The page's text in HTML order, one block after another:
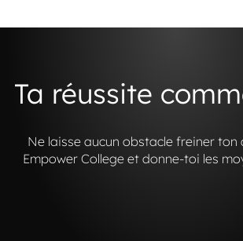
Ta réussite
Ne laisse aucun obstacle freiner ton
Empower College et donne-toi les